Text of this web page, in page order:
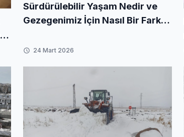
Sürdürülebilir Yaşam Nedir ve
Gezegenimiz İçin Nasıl Bir Fark
24 Mart 2026